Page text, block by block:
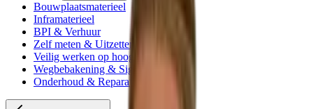
Bouwplaatsmaterieel
Inframaterieel
BPI & Verhuur
Zelf meten & Uitzetten
Veilig werken op hoogte
Wegbebakening & Signing
Onderhoud & Reparatie